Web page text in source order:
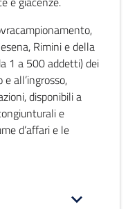
Rimini e della
1 a 500 addetti) dei
all’ingrosso,
disponibili a
e
d’affari e le